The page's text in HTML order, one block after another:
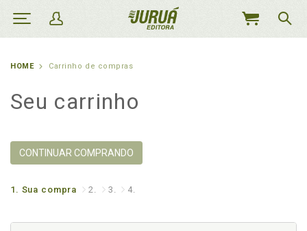
MEU
HOME Carrinho de compras
Seu carrinho
CONTINUAR COMPRANDO
1. Sua compra 2. 3. 4.